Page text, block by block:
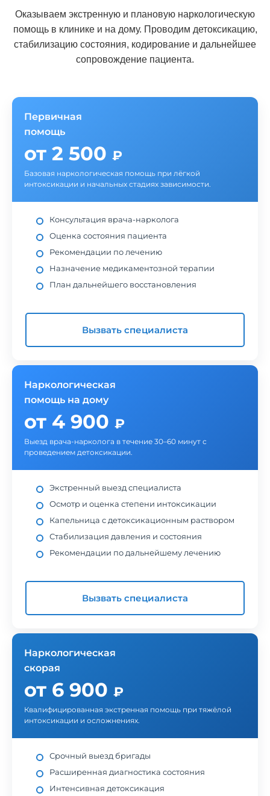
Оказываем экстренную и плановую наркологическую
помощь в клинике и на дому. Проводим детоксикацию,
стабилизацию состояния, кодирование и дальнейшее
сопровождение пациента.
Первичная
помощь
от 2 500 ₽
Базовая наркологическая помощь при лёгкой
интоксикации и начальных стадиях зависимости.
Консультация врача-нарколога
Оценка состояния пациента
Рекомендации по лечению
Назначение медикаментозной терапии
План дальнейшего восстановления
Вызвать специалиста
Наркологическая
помощь на дому
от 4 900 ₽
Выезд врача-нарколога в течение 30–60 минут с
проведением детоксикации.
Экстренный выезд специалиста
Осмотр и оценка степени интоксикации
Капельница с детоксикационным раствором
Стабилизация давления и состояния
Рекомендации по дальнейшему лечению
Вызвать специалиста
Наркологическая
скорая
от 6 900 ₽
Квалифицированная экстренная помощь при тяжёлой
интоксикации и осложнениях.
Срочный выезд бригады
Расширенная диагностика состояния
Интенсивная детоксикация